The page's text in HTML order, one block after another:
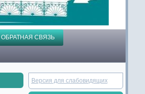
ОБРАТНАЯ СВЯЗЬ
Версия для слабовидящих